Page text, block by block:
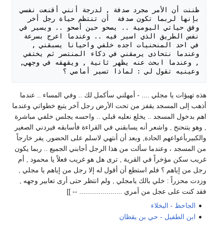
ظننت أن الأمر مجرد صدفة , لدرجة أنني أقنعت نفسي
وفق حياتي اليومية .. يصحو حين أصحو .. ويسير في
وعندما نتحاذى يرمقني في ذكاء المنتصر ثم يختفي
وعينيه تقول لي : لماذا تسير أمامي ؟
هذه تهيؤات يا مجلي .... - أمهلني سأكمل لك .. وفي المساء .. عندما
أذهب إلى المسجد يقفز من تحت الأرض رجل آخر يتبع خطواتي وعندما
اهم بدخول المسجد .. يخلع نعليه قبلي .. واحسه يجلس خلفي مباشرة
, وهو يتنحنح , واشعر أنه يسابقني في القراءة فأسابقه فيردني الصغير
والكبيربأعواعهم الحادة, وبعد أن أنتهي لاسلم على الحضور, يفر خارجاً
من المسجد ، وعندما سألت من هذا الرجل أجابني الجميع .. ربما يكون
غريب سكن مؤخراً في القرية , ترى هل هو غريب فعلاً يا محمود , أم
رجل من إياهم ؟ فلم استطع أن أقول له إلا رجل من إياهم يا مجلي ,
وزدت محزراً : خلي بالك يامجلي , ولم انتظر حتى أرى تعابير وجهه ,
فقد كنت على عجل من أمري ...................... -- ]]
الجاحظ - البخلاء
ابن الطفيل - حي بن يقظان